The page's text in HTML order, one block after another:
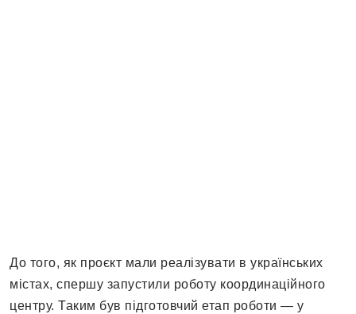
До того, як проєкт мали реалізувати в українських
містах, спершу запустили роботу координаційного
центру. Таким був підготовчий етап роботи — у